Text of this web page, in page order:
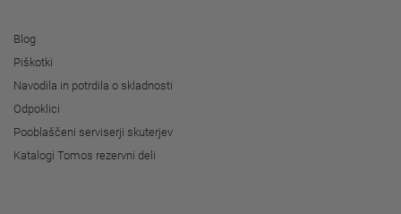
Blog
Piškotki
Navodila in potrdila o skladnosti
Odpoklici
Pooblaščeni serviserji skuterjev
Katalogi Tomos rezervni deli